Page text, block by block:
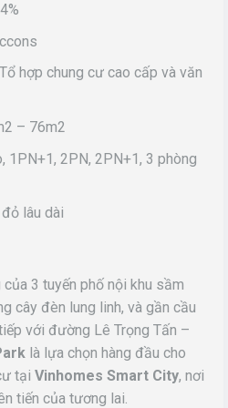
Tổ hợp chung cư cao cấp và văn
– 76m2
1PN+1, 2PN, 2PN+1, 3 phòng
lâu dài
3 tuyến phố nội khu sầm
cây đèn lung linh, và gần cầu
với đường Lê Trọng Tấn –
là lựa chọn hàng đầu cho
tại Vinhomes Smart City, nơi
tiến của tương lai.